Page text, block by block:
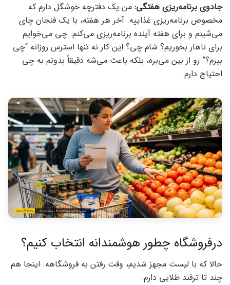
جادوی برنامه‌ریزی هفتگی: من یک دفترچه خوشگل دارم که
مخصوص برنامه‌ریزی غذاییه. آخر هر هفته، با یک فنجان چای
می‌شینم و برای هفته آینده برنامه‌ریزی می‌کنم. چی می‌خوایم
برای ناهار بخوریم؟ شام چی؟ این کار نه تنها استرس روزانه “چی
بپزم؟” رو از بین می‌بره، بلکه باعث می‌شه دقیقاً بدونم به چی
احتیاج دارم.
درفروشگاه چطور هوشمندانه انتخاب کنیم؟
حالا که با لیست مجهز شدیم، وقت رفتن به فروشگاهه. اینجا هم
چند تا ترفند طلایی دارم: